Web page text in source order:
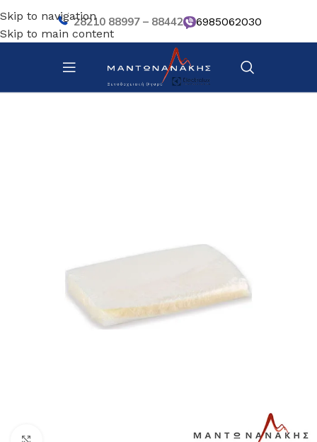
Skip to navigation
Skip to main content
28210 88997 – 88442 6985062030
Αρχική σελίδα/ Μηχανήματα προετοιμασίας